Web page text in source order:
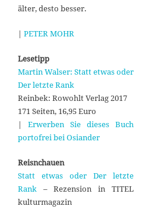
älter, desto besser.
| PETER MOHR
Lesetipp
Martin Walser: Statt etwas oder
Der letzte Rank
Reinbek: Rowohlt Verlag 2017
171 Seiten, 16,95 Euro
| Erwerben Sie dieses Buch
portofrei bei Osiander
Reisnchauen
Statt etwas oder Der letzte
Rank – Rezension in TITEL
kulturmagazin